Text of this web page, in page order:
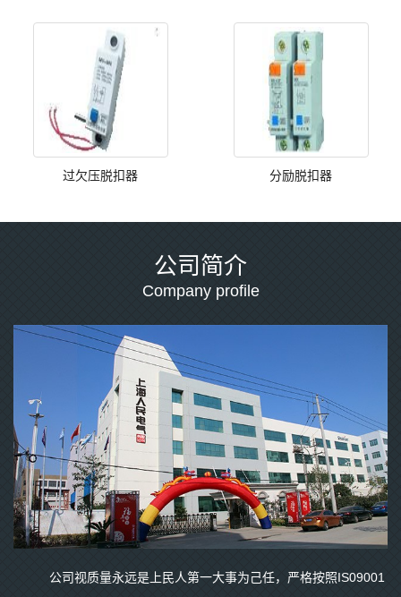
过欠压脱扣器 分励脱扣器
公司简介
Company profile
公司视质量永远是上民人第一大事为己任，严格按照IS09001